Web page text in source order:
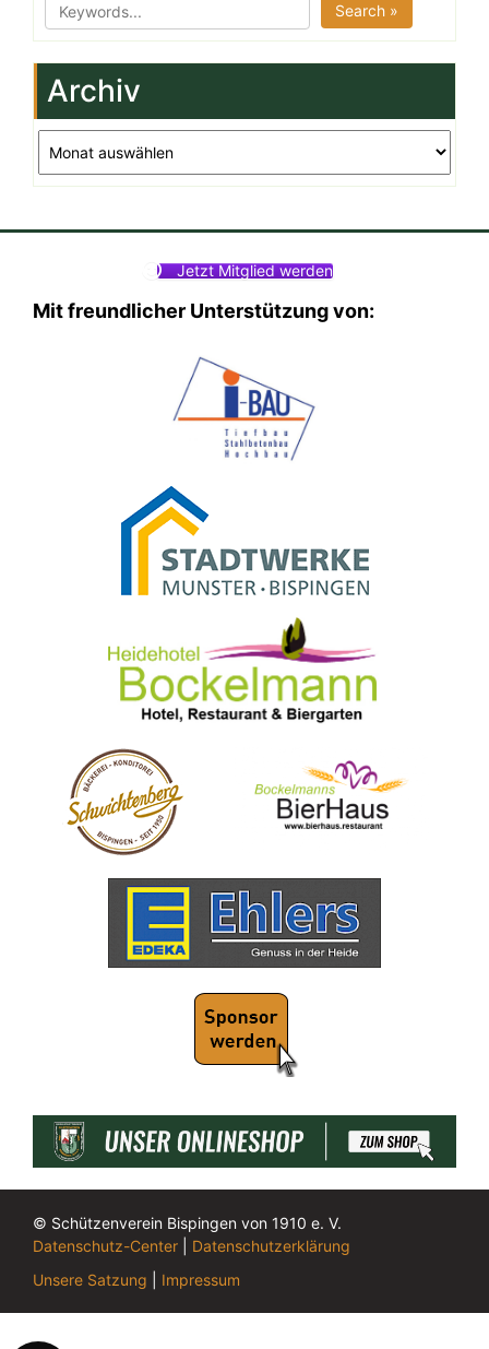
Search »
Archiv
Jetzt Mitglied werden
Mit freundlicher Unterstützung von:
© Schützenverein Bispingen von 1910 e. V.
Datenschutz-Center
Datenschutzerklärung
Unsere Satzung
Impressum